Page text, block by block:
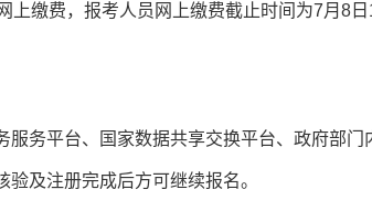
上缴费，报考人员网上缴费截止时间为7月8日
务平台、国家数据共享交换平台、政府部
及注册完成后方可继续报名。